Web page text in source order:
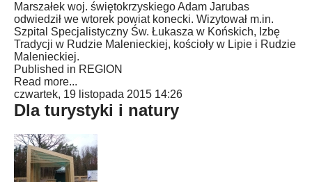
Marszałek woj. świętokrzyskiego Adam Jarubas
odwiedził we wtorek powiat konecki. Wizytował m.in.
Szpital Specjalistyczny Św. Łukasza w Końskich, Izbę
Tradycji w Rudzie Malenieckiej, kościoły w Lipie i Rudzie
Malenieckiej.
Published in REGION
Read more...
czwartek, 19 listopada 2015 14:26
Dla turystyki i natury